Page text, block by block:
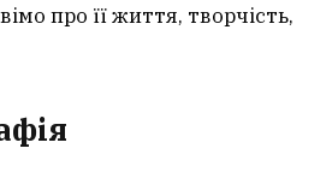
про її життя, творчість,